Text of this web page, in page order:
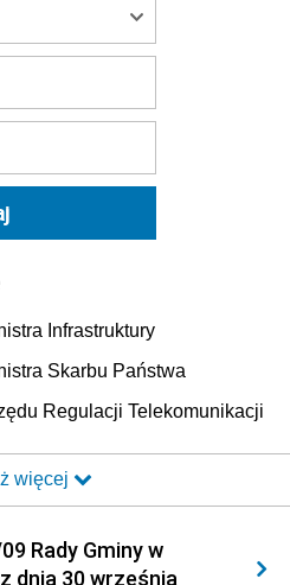
Infrastruktury
Skarbu Państwa
Regulacji Telekomunikacji
Transportu i Budownictwa
więcej
Rady Gminy w
dnia 30 września